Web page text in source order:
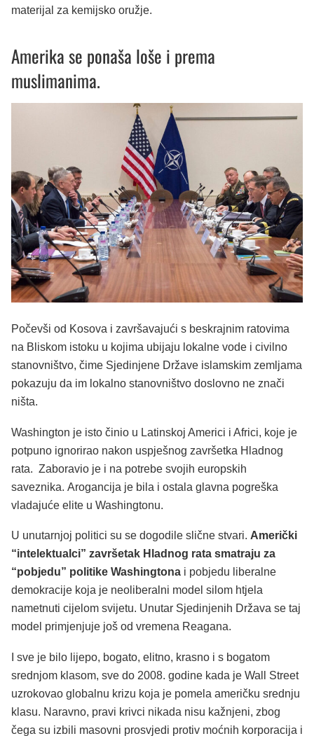
materijal za kemijsko oružje.
Amerika se ponaša loše i prema
muslimanima.
Počevši od Kosova i završavajući s beskrajnim ratovima
na Bliskom istoku u kojima ubijaju lokalne vode i civilno
stanovništvo, čime Sjedinjene Države islamskim zemljama
pokazuju da im lokalno stanovništvo doslovno ne znači
ništa.
Washington je isto činio u Latinskoj Americi i Africi, koje je
potpuno ignorirao nakon uspješnog završetka Hladnog
rata. Zaboravio je i na potrebe svojih europskih
saveznika. Arogancija je bila i ostala glavna pogreška
vladajuće elite u Washingtonu.
U unutarnjoj politici su se dogodile slične stvari. Američki
“intelektualci” završetak Hladnog rata smatraju za
“pobjedu” politike Washingtona i pobjedu liberalne
demokracije koja je neoliberalni model silom htjela
nametnuti cijelom svijetu. Unutar Sjedinjenih Država se taj
model primjenjuje još od vremena Reagana.
I sve je bilo lijepo, bogato, elitno, krasno i s bogatom
srednjom klasom, sve do 2008. godine kada je Wall Street
uzrokovao globalnu krizu koja je pomela američku srednju
klasu. Naravno, pravi krivci nikada nisu kažnjeni, zbog
čega su izbili masovni prosvjedi protiv moćnih korporacija i